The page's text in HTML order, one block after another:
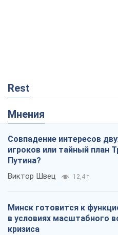
Rest
Мнения
Совпадение интересов
игроков или тайный план
Путина?
Виктор Швец 12,4 т.
Минск готовится к
в условиях масштабного
кризиса